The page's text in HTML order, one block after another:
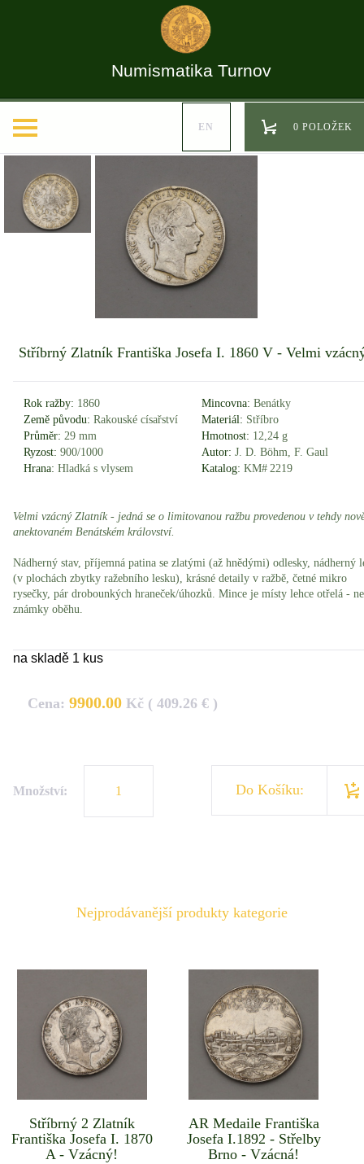
Numismatika Turnov
EN 0 POLOŽEK
Stříbrný Zlatník Františka Josefa I. 1860 V - Velmi
Rok ražby: 1860 Mincovna: Benátky
Země původu: Rakouské císařství Materiál: Stříbro
Průměr: 29 mm Hmotnost: 12,24 g
Ryzost: 900/1000 Autor: J. D. Böhm, F. Gaul
Hrana: Hladká s vlysem Katalog: KM# 2219
Velmi vzácný Zlatník - jedná se o limitovanou ražbu provedenou v tehdy
anektovaném Benátském království.
Nádherný stav, příjemná patina se zlatými (až hnědými) odlesky, nádherný
(v plochách zbytky ražebního lesku), krásné detaily v ražbě, četné mikro
rysečky, pár drobounkých hraneček/úhozků. Mince je místy lehce otřelá -
známky oběhu.
na skladě 1 kus
Cena: 9900.00 Kč ( 409.26 € )
Množství: Do Košíku:
Nejprodávanější produkty kategorie
Stříbrný 2 Zlatník
Františka Josefa I. 1870
A - Vzácný!
AR Medaile Františka
Josefa I.1892 - Střelby
Brno - Vzácná!